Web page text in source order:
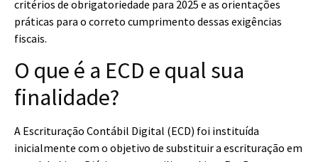
critérios de obrigatoriedade para 2025 e as orientações
práticas para o correto cumprimento dessas exigências
fiscais.
O que é a ECD e qual sua
finalidade?
A Escrituração Contábil Digital (ECD) foi instituída
inicialmente com o objetivo de substituir a escrituração em